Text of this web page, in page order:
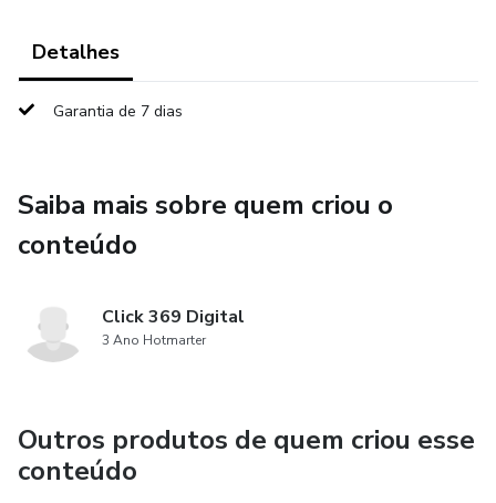
crentes. Ao conectar tradições religiosas, o livro fornece
papel fundamental que a Doutrina dos Pactos
complexidades da fé e do compromisso divino.
Detalhes
Garantia de 7 dias
Saiba mais sobre quem criou o
conteúdo
Click 369 Digital
3 Ano Hotmarter
Outros produtos de quem criou esse
conteúdo